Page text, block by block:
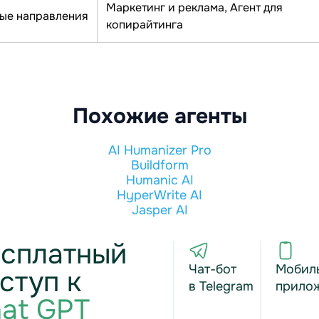
направления
Маркетинг и реклама, Агент для
копирайтинга
Похожие агенты
AI Humanizer Pro
Buildform
Humanic AI
HyperWrite AI
Jasper AI
к
GPT
Чат-бот
в Telegram